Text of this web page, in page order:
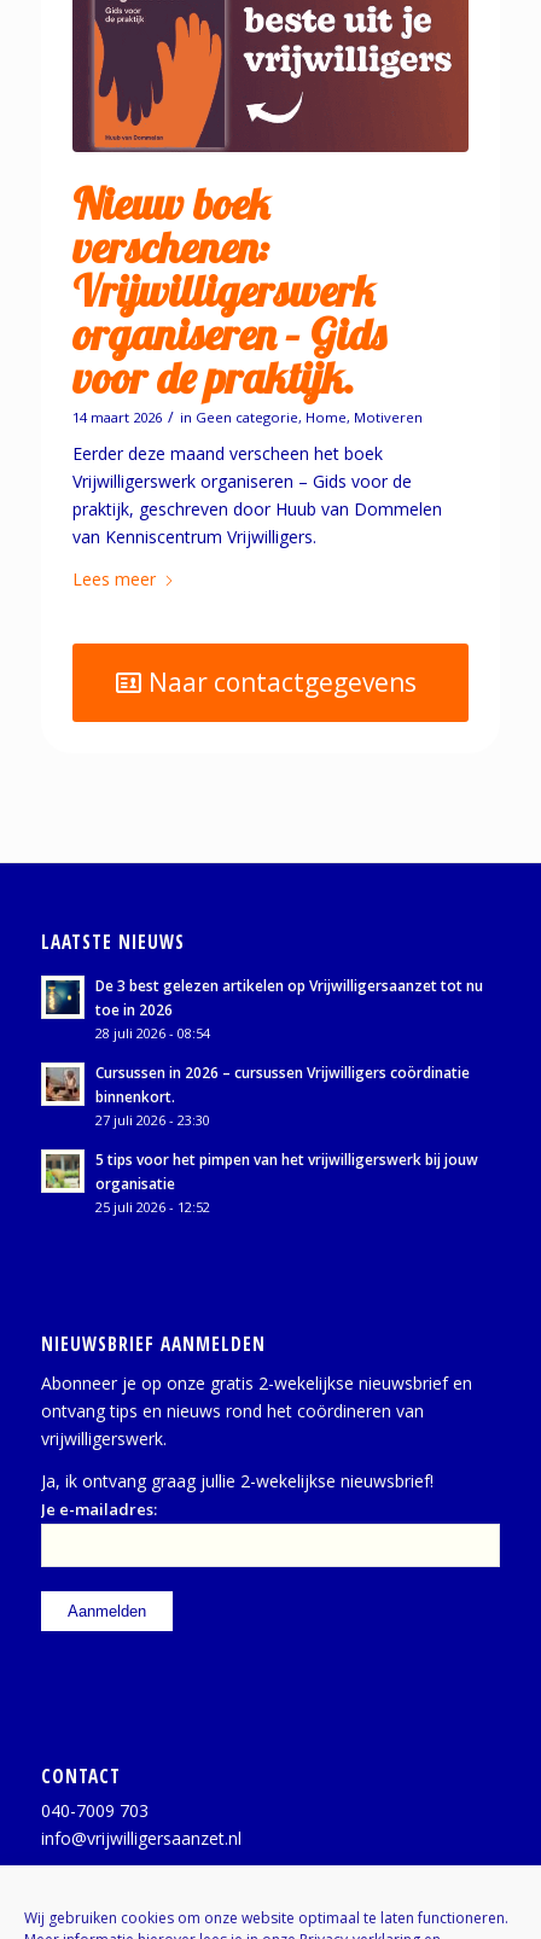
Wij gebruiken cookies om onze website optimaal te laten functioneren.
Nieuw boek
verschenen:
Vrijwilligerswerk
organiseren – Gids
voor de praktijk.
14 maart 2026 / in Geen categorie, Home, Motiveren
Eerder deze maand verscheen het boek
Vrijwilligerswerk organiseren – Gids voor de
praktijk, geschreven door Huub van Dommelen
van Kenniscentrum Vrijwilligers.
Lees meer
Naar contactgegevens
LAATSTE NIEUWS
De 3 best gelezen artikelen op Vrijwilligersaanzet tot nu
toe in 2026
28 juli 2026 - 08:54
Cursussen in 2026 – cursussen Vrijwilligers coördinatie
binnenkort.
27 juli 2026 - 23:30
5 tips voor het pimpen van het vrijwilligerswerk bij jouw
organisatie
25 juli 2026 - 12:52
NIEUWSBRIEF AANMELDEN
Abonneer je op onze gratis 2-wekelijkse nieuwsbrief en
ontvang tips en nieuws rond het coördineren van
vrijwilligerswerk.
Ja, ik ontvang graag jullie 2-wekelijkse nieuwsbrief!
Je e-mailadres:
CONTACT
040-7009 703
info@vrijwilligersaanzet.nl